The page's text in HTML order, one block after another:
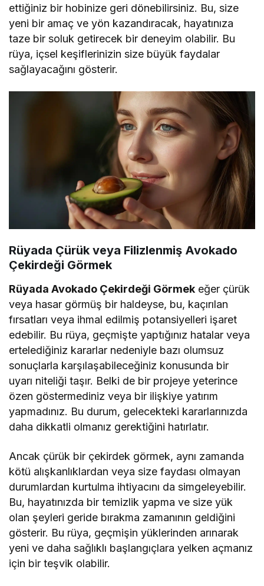
ettiğiniz bir hobinize geri dönebilirsiniz. Bu, size
yeni bir amaç ve yön kazandıracak, hayatınıza
taze bir soluk getirecek bir deneyim olabilir. Bu
rüya, içsel keşiflerinizin size büyük faydalar
sağlayacağını gösterir.
Rüyada Çürük veya Filizlenmiş Avokado
Çekirdeği Görmek
Rüyada Avokado Çekirdeği Görmek eğer çürük
veya hasar görmüş bir haldeyse, bu, kaçırılan
fırsatları veya ihmal edilmiş potansiyelleri işaret
edebilir. Bu rüya, geçmişte yaptığınız hatalar veya
ertelediğiniz kararlar nedeniyle bazı olumsuz
sonuçlarla karşılaşabileceğiniz konusunda bir
uyarı niteliği taşır. Belki de bir projeye yeterince
özen göstermediniz veya bir ilişkiye yatırım
yapmadınız. Bu durum, gelecekteki kararlarınızda
daha dikkatli olmanız gerektiğini hatırlatır.
Ancak çürük bir çekirdek görmek, aynı zamanda
kötü alışkanlıklardan veya size faydası olmayan
durumlardan kurtulma ihtiyacını da simgeleyebilir.
Bu, hayatınızda bir temizlik yapma ve size yük
olan şeyleri geride bırakma zamanının geldiğini
gösterir. Bu rüya, geçmişin yüklerinden arınarak
yeni ve daha sağlıklı başlangıçlara yelken açmanız
için bir teşvik olabilir.